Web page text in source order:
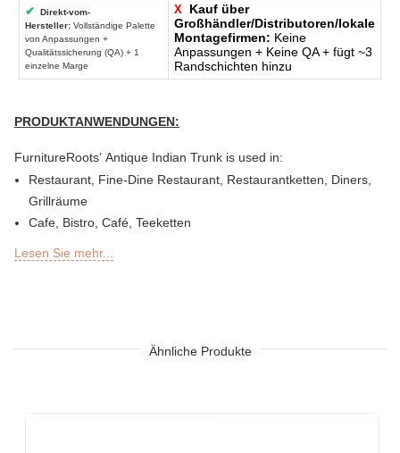
✔
Direkt-vom-
Hersteller: Vollständige Palette
von Anpassungen +
Qualitätssicherung (QA) + 1
einzelne Marge
X
Kauf über
Großhändler/Distributoren/lokale
Montagefirmen: Keine
Anpassungen + Keine QA + fügt ~3
Randschichten hinzu
PRODUKTANWENDUNGEN:
FurnitureRoots’ Antique Indian Trunk is used in:
Restaurant, Fine-Dine Restaurant, Restaurantketten, Diners,
Grillräume
Cafe, Bistro, Café, Teeketten
Mikrobrauereien
Sheesha Lounge, Shisha Cafe / Bar
Lesen Sie mehr...
Ähnliche Produkte